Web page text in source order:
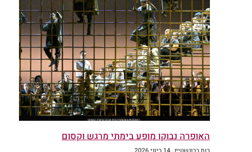
האופרה נבוקו מופע בימתי מרגש וקסום